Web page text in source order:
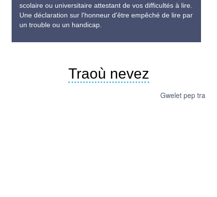
scolaire ou universitaire attestant de vos difficultés à lire.
Une déclaration sur l'honneur d'être empêché de lire par
un trouble ou un handicap.
Traoù nevez
Gwelet pep tra